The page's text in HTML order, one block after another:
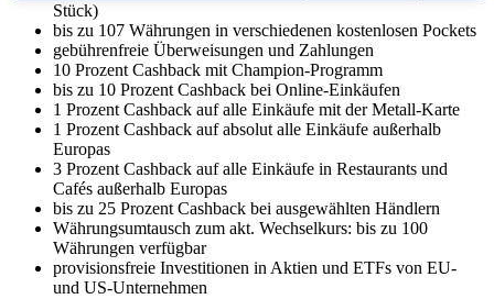
Stück)
bis zu 107 Währungen in verschiedenen kostenlosen Pockets
gebührenfreie Überweisungen und Zahlungen
10 Prozent Cashback mit Champion-Programm
bis zu 10 Prozent Cashback bei Online-Einkäufen
1 Prozent Cashback auf alle Einkäufe mit der Metall-Karte
1 Prozent Cashback auf absolut alle Einkäufe außerhalb
Europas
3 Prozent Cashback auf alle Einkäufe in Restaurants und
Cafés außerhalb Europas
bis zu 25 Prozent Cashback bei ausgewählten Händlern
Währungsumtausch zum akt. Wechselkurs: bis zu 100
Währungen verfügbar
provisionsfreie Investitionen in Aktien und ETFs von EU-
und US-Unternehmen